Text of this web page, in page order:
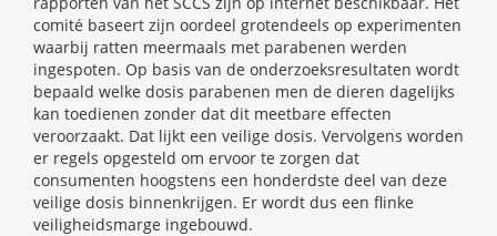
comité baseert zijn oordeel grotendeels op experimenten
waarbij ratten meermaals met parabenen werden
ingespoten. Op basis van de onderzoeksresultaten wordt
bepaald welke dosis parabenen men de dieren dagelijks
kan toedienen zonder dat dit meetbare effecten
veroorzaakt. Dat lijkt een veilige dosis. Vervolgens worden
er regels opgesteld om ervoor te zorgen dat
consumenten hoogstens een honderdste deel van deze
veilige dosis binnenkrijgen. Er wordt dus een flinke
veiligheidsmarge ingebouwd.